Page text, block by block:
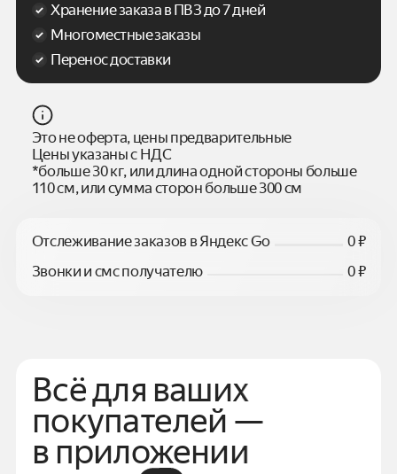
Хранение заказа в ПВЗ до 7 дней
Многоместные заказы
Перенос доставки
Это не оферта, цены предварительные
Цены указаны с НДС
*больше 30 кг, или длина одной стороны больше
110 см, или сумма сторон больше 300 см
Отслеживание заказов в Яндекс Go
0 ₽
Звонки и смс получателю
0 ₽
Всё для ваших
покупателей —
в приложении